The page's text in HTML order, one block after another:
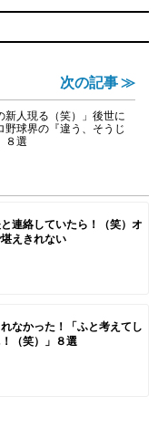
次の記事 ≫
新人現る（笑）」後世に
野球界の『違う、そうじ
８選
連絡していたら！（笑）オ
えきれない
なかった！「ふと考えてし
（笑）」８選